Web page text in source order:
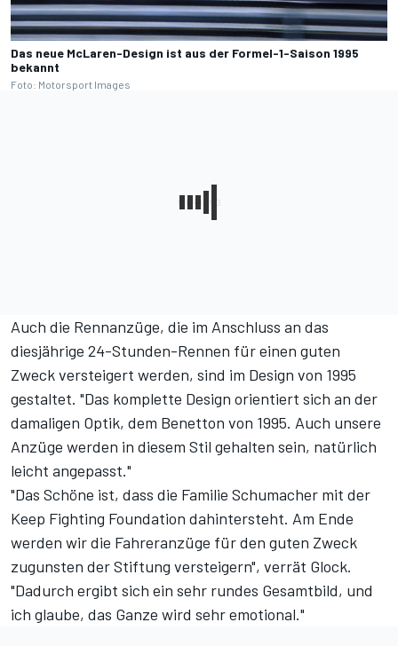
Das neue McLaren-Design ist aus der Formel-1-Saison 1995
bekannt
Foto: Motorsport Images
Auch die Rennanzüge, die im Anschluss an das
diesjährige 24-Stunden-Rennen für einen guten
Zweck versteigert werden, sind im Design von 1995
gestaltet. "Das komplette Design orientiert sich an der
damaligen Optik, dem Benetton von 1995. Auch unsere
Anzüge werden in diesem Stil gehalten sein, natürlich
leicht angepasst."
"Das Schöne ist, dass die Familie Schumacher mit der
Keep Fighting Foundation dahintersteht. Am Ende
werden wir die Fahreranzüge für den guten Zweck
zugunsten der Stiftung versteigern", verrät Glock.
"Dadurch ergibt sich ein sehr rundes Gesamtbild, und
ich glaube, das Ganze wird sehr emotional."